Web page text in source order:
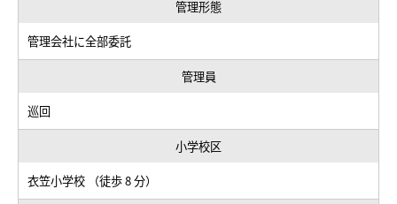
管理形態
管理会社に全部委託
管理員
巡回
小学校区
衣笠小学校 （徒歩 8 分）